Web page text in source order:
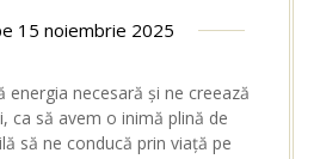
15 noiembrie 2025
energia necesară și ne creează
ca să avem o inimă plină de
să ne conducă prin viață pe